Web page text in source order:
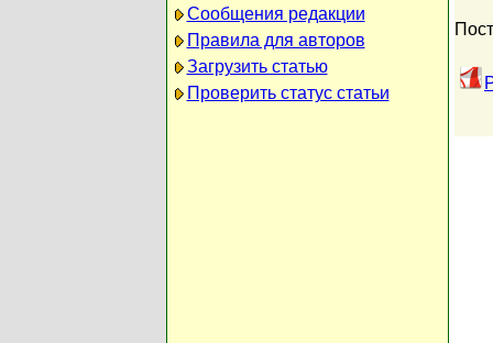
Сообщения редакции
Правила для авторов
Загрузить статью
Проверить статус статьи